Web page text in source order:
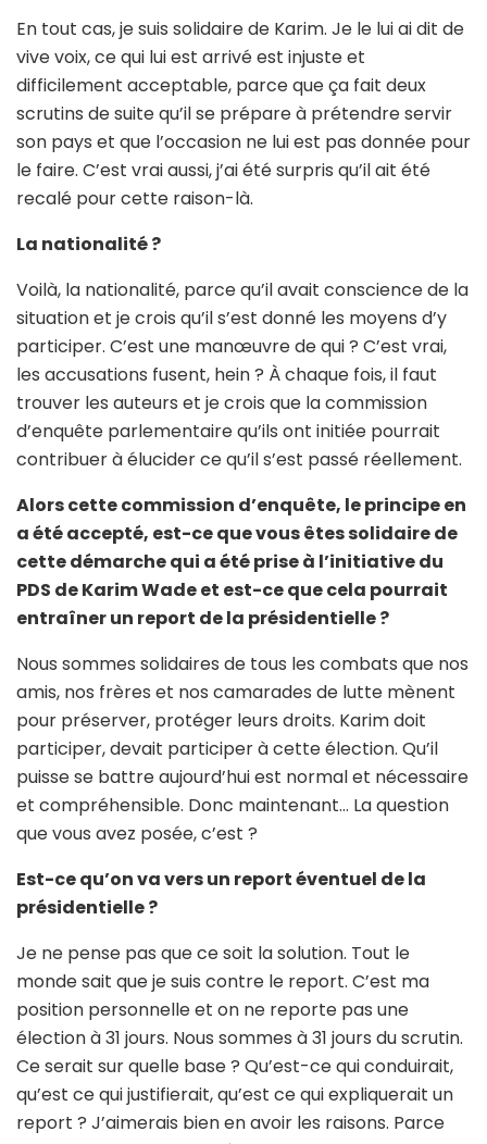
En tout cas, je suis solidaire de Karim. Je le lui ai dit de
vive voix, ce qui lui est arrivé est injuste et
difficilement acceptable, parce que ça fait deux
scrutins de suite qu’il se prépare à prétendre servir
son pays et que l’occasion ne lui est pas donnée pour
le faire. C’est vrai aussi, j’ai été surpris qu’il ait été
recalé pour cette raison-là.
La nationalité ?
Voilà, la nationalité, parce qu’il avait conscience de la
situation et je crois qu’il s’est donné les moyens d’y
participer. C’est une manœuvre de qui ? C’est vrai,
les accusations fusent, hein ? À chaque fois, il faut
trouver les auteurs et je crois que la commission
d’enquête parlementaire qu’ils ont initiée pourrait
contribuer à élucider ce qu’il s’est passé réellement.
Alors cette commission d’enquête, le principe en
a été accepté, est-ce que vous êtes solidaire de
cette démarche qui a été prise à l’initiative du
PDS de Karim Wade et est-ce que cela pourrait
entraîner un report de la présidentielle ?
Nous sommes solidaires de tous les combats que nos
amis, nos frères et nos camarades de lutte mènent
pour préserver, protéger leurs droits. Karim doit
participer, devait participer à cette élection. Qu’il
puisse se battre aujourd’hui est normal et nécessaire
et compréhensible. Donc maintenant… La question
que vous avez posée, c’est ?
Est-ce qu’on va vers un report éventuel de la
présidentielle ?
Je ne pense pas que ce soit la solution. Tout le
monde sait que je suis contre le report. C’est ma
position personnelle et on ne reporte pas une
élection à 31 jours. Nous sommes à 31 jours du scrutin.
Ce serait sur quelle base ? Qu’est-ce qui conduirait,
qu’est ce qui justifierait, qu’est ce qui expliquerait un
report ? J’aimerais bien en avoir les raisons. Parce